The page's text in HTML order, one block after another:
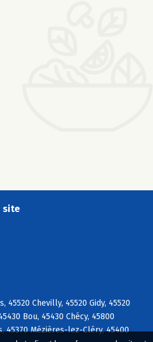
site
Chevilly, 45520 Gidy, 45520
Bou, 45430 Chécy, 45800
45370 Mézières-lez-Cléry, 45400